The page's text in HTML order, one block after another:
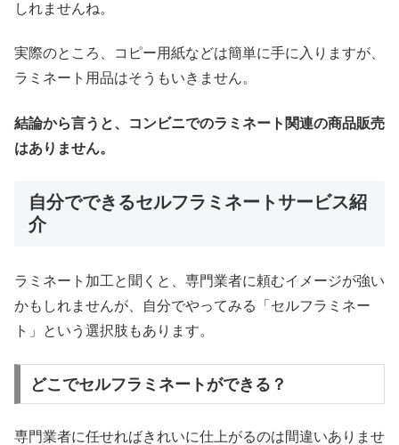
しれませんね。
実際のところ、コピー用紙などは簡単に手に入りますが、
ラミネート用品はそうもいきません。
結論から言うと、コンビニでのラミネート関連の商品販売
はありません。
自分でできるセルフラミネートサービス紹
介
ラミネート加工と聞くと、専門業者に頼むイメージが強い
かもしれませんが、自分でやってみる「セルフラミネー
ト」という選択肢もあります。
どこでセルフラミネートができる？
専門業者に任せればきれいに仕上がるのは間違いありませ